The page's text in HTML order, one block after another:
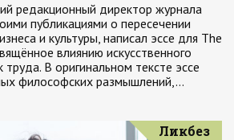
редакционный директор журнала
публикациями о пересечении
и культуры, написал эссе для The
влиянию искусственного
В оригинальном тексте эссе
философских размышлений,…
Ликбез